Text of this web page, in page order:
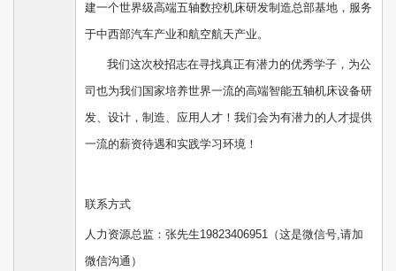
建一个世界级高端五轴数控机床研发制造总部基地，服务
于中西部汽车产业和航空航天产业。
我们这次校招志在寻找真正有潜力的优秀学子，为公
司也为我们国家培养世界一流的高端智能五轴机床设备研
发、设计，制造、应用人才！我们会为有潜力的人才提供
一流的薪资待遇和实践学习环境！
联系方式
人力资源总监：张先生19823406951（这是微信号,请加
微信沟通）